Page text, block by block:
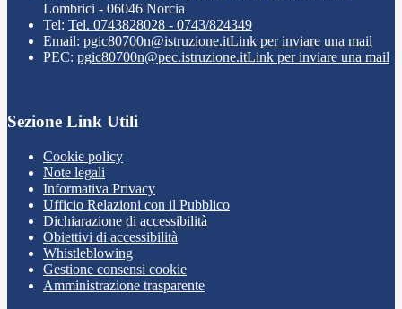
Lombrici - 06046 Norcia
Tel: Tel. 0743828028 - 0743/824349
Email: pgic80700n@istruzione.itLink per inviare una mail
PEC: pgic80700n@pec.istruzione.itLink per inviare una mail
Sezione Link Utili
Cookie policy
Note legali
Informativa Privacy
Ufficio Relazioni con il Pubblico
Dichiarazione di accessibilità
Obiettivi di accessibilità
Whistleblowing
Gestione consensi cookie
Amministrazione trasparente